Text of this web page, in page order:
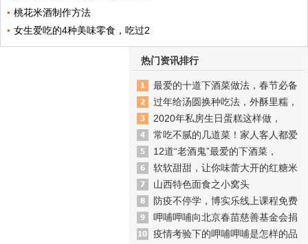
桃花米酒制作方法
女生爱吃的4种美味零食，吃过2
热门资讯排行
最爱的十道下酒菜做法，春节必备
过年给汤圆换种吃法，外酥里糯，
2020年私房生日蛋糕这样做，
常吃不腻的几道菜！家人客人都爱
12道“老酒鬼”最爱的下酒菜，
软软甜甜，让你味蕾大开的红糖米
山西特色面食之小窝头
防疫不停学，博实乐线上课程免费
呷哺呷哺向北京春苗慈善基金会捐
疫情考验下的呷哺呷哺是怎样的品